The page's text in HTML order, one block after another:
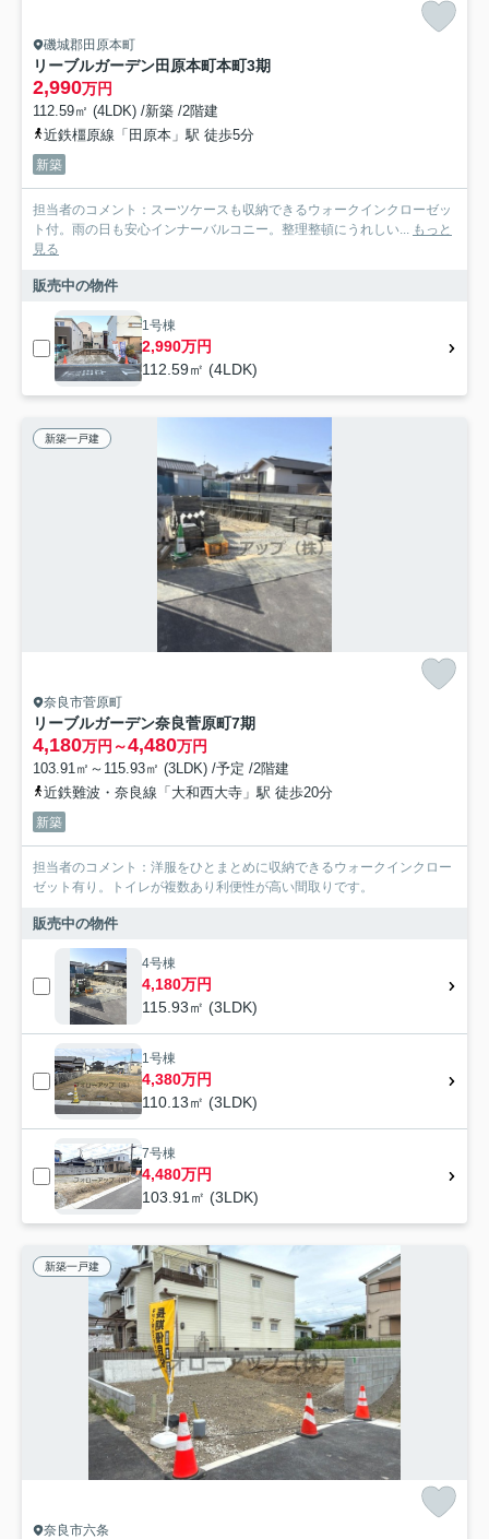
磯城郡田原本町
リーブルガーデン田原本町本町3期
2,990万円
112.59㎡ (4LDK) /新築 /2階建
近鉄橿原線「田原本」駅 徒歩5分
新築
担当者のコメント：スーツケースも収納できるウォークインクローゼッ
ト付。雨の日も安心インナーバルコニー。整理整頓にうれしい... もっと
見る
販売中の物件
1号棟
2,990万円
112.59㎡ (4LDK)
新築一戸建
奈良市菅原町
リーブルガーデン奈良菅原町7期
4,180万円～4,480万円
103.91㎡～115.93㎡ (3LDK) /予定 /2階建
近鉄難波・奈良線「大和西大寺」駅 徒歩20分
新築
担当者のコメント：洋服をひとまとめに収納できるウォークインクロー
ゼット有り。トイレが複数あり利便性が高い間取りです。
販売中の物件
4号棟
4,180万円
115.93㎡ (3LDK)
1号棟
4,380万円
110.13㎡ (3LDK)
7号棟
4,480万円
103.91㎡ (3LDK)
新築一戸建
奈良市六条